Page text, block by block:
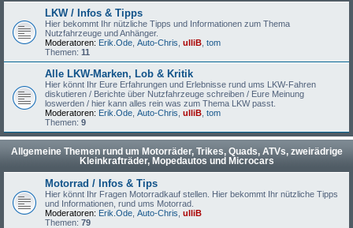
LKW / Infos & Tipps
Hier bekommt Ihr nützliche Tipps und Informationen zum Thema
Nutzfahrzeuge und Anhänger.
Moderatoren: Erik.Ode Auto-Chris ulliB tom
Themen: 11
Alle LKW-Marken, Lob & Kritik
Hier könnt Ihr Eure Erfahrungen und Erlebnisse rund ums LKW-Fahren
diskutieren / Berichte über Nutzfahrzeuge schreiben / Eure Meinung
loswerden / hier kann alles rein was zum Thema LKW passt.
Moderatoren: Erik.Ode Auto-Chris ulliB tom
Themen: 9
Allgemeine Themen rund um Motorräder, Trikes, Quads, ATVs, zweirädrige
Kleinkrafträder, Mopedautos und Microcars
Motorrad / Infos & Tips
Hier könnt Ihr Fragen Motorradkauf stellen. Hier bekommt Ihr nützliche Tipps
und Informationen, rund ums Motorrad.
Moderatoren: Erik.Ode Auto-Chris ulliB
Themen: 79